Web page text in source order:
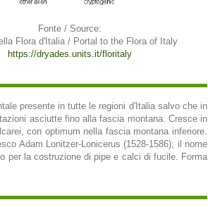
Fonte / Source:
Flora d'Italia / Portal to the Flora of Italy
https://dryades.units.it/floritaly
presente in tutte le regioni d'Italia salvo che in
asciutte fino alla fascia montana. Cresce in
con optimum nella fascia montana inferiore.
Adam Lonitzer-Lonicerus (1528-1586); il nome
per la costruzione di pipe e calci di fucile. Forma